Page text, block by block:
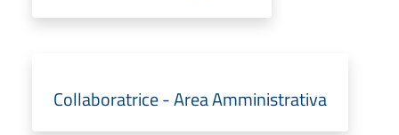
Collaboratrice - Area Amministrativa